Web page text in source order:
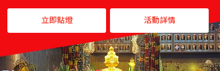
立即點燈 活動詳情